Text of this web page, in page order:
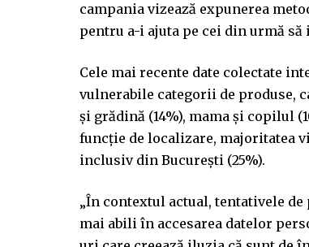
campania vizează expunerea
pentru a-i ajuta pe cei din urmă
Cele mai recente date colectate
vulnerabile categorii de produse,
și grădină (14%), mama și copilul
funcție de localizare, majoritatea
inclusiv din București (25%).
„În contextul actual, tentativele
mai abili în accesarea datelor